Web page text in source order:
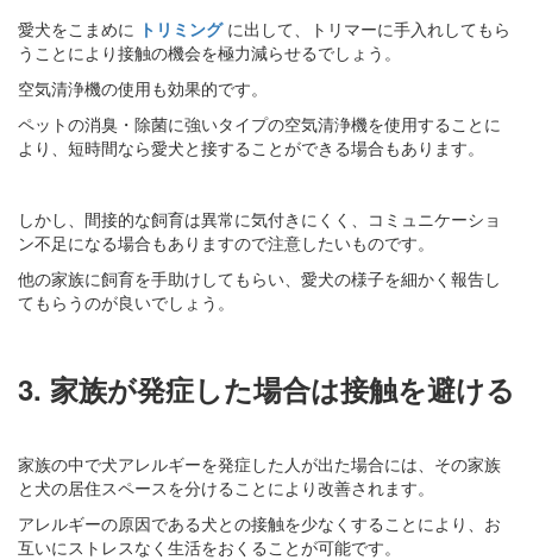
愛犬をこまめに トリミング に出して、トリマーに手入れしてもら
うことにより接触の機会を極力減らせるでしょう。
空気清浄機の使用も効果的です。
ペットの消臭・除菌に強いタイプの空気清浄機を使用することに
より、短時間なら愛犬と接することができる場合もあります。
しかし、間接的な飼育は異常に気付きにくく、コミュニケーショ
ン不足になる場合もありますので注意したいものです。
他の家族に飼育を手助けしてもらい、愛犬の様子を細かく報告し
てもらうのが良いでしょう。
3. 家族が発症した場合は接触を避ける
家族の中で犬アレルギーを発症した人が出た場合には、その家族
と犬の居住スペースを分けることにより改善されます。
アレルギーの原因である犬との接触を少なくすることにより、お
互いにストレスなく生活をおくることが可能です。